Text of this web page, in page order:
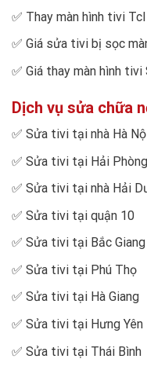
✅ Thay màn hình tivi Tcl
✅ Giá sửa tivi bị sọc
✅ Giá thay màn hình tivi
Dịch vụ sửa chữa
✅ Sửa tivi tại nhà Hà
✅ Sửa tivi tại Hải Phòng
✅ Sửa tivi tại nhà Hải
✅ Sửa tivi tại quận 10
✅ Sửa tivi tại Bắc Giang
✅ Sửa tivi tại Phú Thọ
✅ Sửa tivi tại Hà Giang
✅ Sửa tivi tại Hưng Yên
✅ Sửa tivi tại Thái Bình